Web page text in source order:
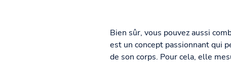
Bien sûr, vous pouvez aussi
est un concept passionnant qui
de son corps. Pour cela, elle